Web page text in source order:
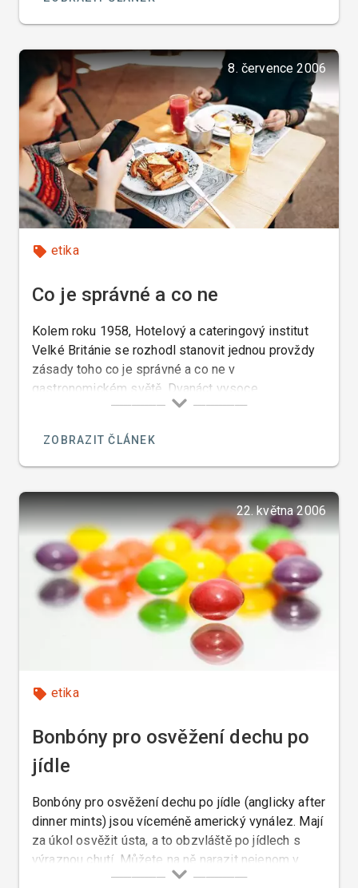
8. července 2006
etika
Co je správné a co ne
Kolem roku 1958, Hotelový a cateringový institut
Velké Británie se rozhodl stanovit jednou provždy
zásady toho co je správné a co ne v
gastronomickém světě. Dvanáct vysoce
kvalifikovaných kuchařů bylo jmenováno do komise
ZOBRAZIT ČLÁNEK
22. května 2006
etika
Bonbóny pro osvěžení dechu po
jídle
Bonbóny pro osvěžení dechu po jídle (anglicky after
dinner mints) jsou víceméně americký vynález. Mají
za úkol osvěžit ústa, a to obzvláště po jídlech s
výraznou chutí. Můžete na ně narazit nejenom v
restauracích, ale často i v amerických a